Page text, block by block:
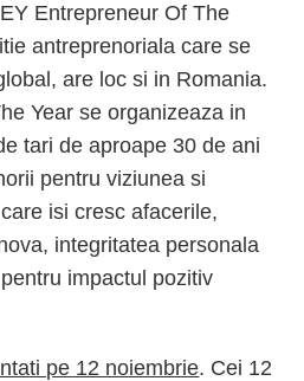
Entrepreneur Of The
antreprenoriala care se
are loc si in Romania.
Year se organizeaza in
tari de aproape 30 de ani
pentru viziunea si
isi cresc afacerile,
integritatea personala
impactul pozitiv
pe 12 noiembrie. Cei 12